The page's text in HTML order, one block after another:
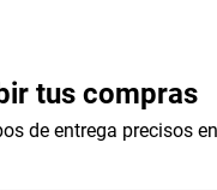
tus compras
de entrega precisos